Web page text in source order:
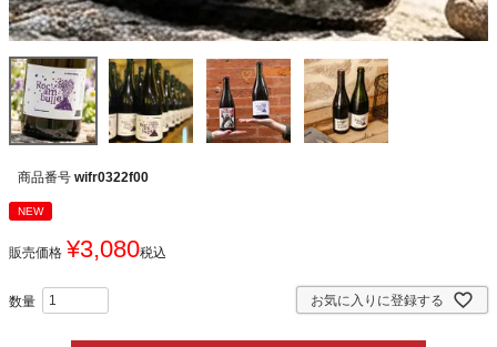
商品番号 wifr0322f00
NEW
販売価格 ¥3,080税込
お気に入りに登録する